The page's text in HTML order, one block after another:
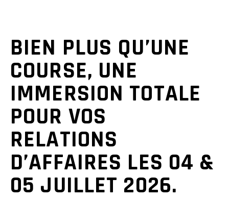
BIEN PLUS QU’UNE
COURSE, UNE
IMMERSION TOTALE
POUR VOS
RELATIONS
D’AFFAIRES LES 04 &
05 JUILLET 2026.